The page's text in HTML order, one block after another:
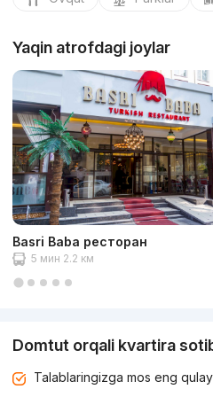
Yaqin atrofdagi joylar
Basri Baba ресторан
5 мин 2.2 км
Domtut orqali kvartira
Talablaringizga mos eng